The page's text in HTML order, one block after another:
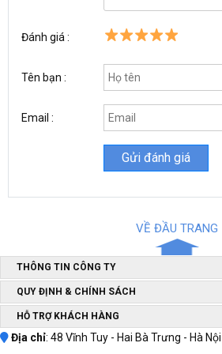
Ưu điểm của máy khoan cầm tay
Máy khoan cầm tay Đài Loan KingTony
trang bị mô tơ công suất 520W mạnh mẽ
của bạn khi cần khoan trên các bề mặt
Đánh giá :
Tên bạn :
Email :
VỀ ĐẦU TRANG
THÔNG TIN CÔNG TY
QUY ĐỊNH & CHÍNH SÁCH
HỖ TRỢ KHÁCH HÀNG
Địa chỉ: 48 Vĩnh Tuy - Hai Bà Trưng - Hà